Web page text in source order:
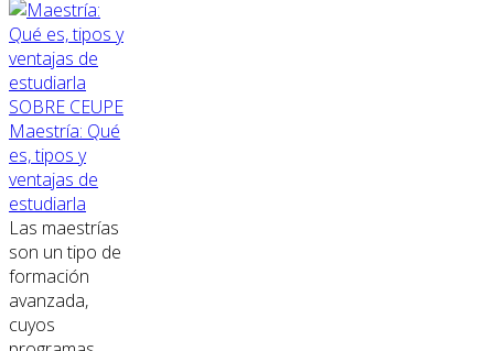
SOBRE CEUPE
Maestría: Qué
es, tipos y
ventajas de
estudiarla
Las maestrías
son un tipo de
formación
avanzada,
cuyos